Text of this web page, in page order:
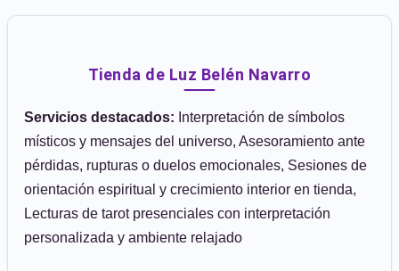
Tienda de Luz Belén Navarro
Servicios destacados: Interpretación de símbolos
místicos y mensajes del universo, Asesoramiento ante
pérdidas, rupturas o duelos emocionales, Sesiones de
orientación espiritual y crecimiento interior en tienda,
Lecturas de tarot presenciales con interpretación
personalizada y ambiente relajado